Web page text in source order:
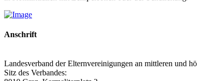
Anschrift
Landesverband der Elternvereinigungen an mittleren und
Sitz des Verbandes: